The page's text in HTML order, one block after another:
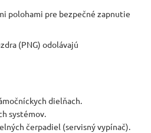
polohami pre bezpečné zapnutie
(PNG) odolávajú
dielňach.
systémov.
čerpadiel (servisný vypínač).